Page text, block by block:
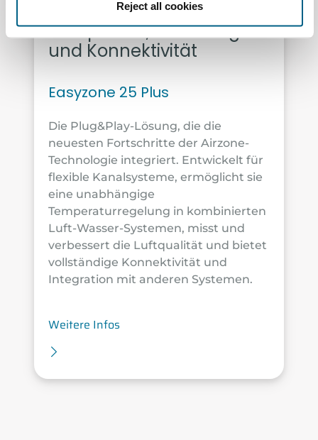
Reject all cookies
Luftqualität, Zonierung
und Konnektivität
Easyzone 25 Plus
Die Plug&Play-Lösung, die die
neuesten Fortschritte der Airzone-
Technologie integriert. Entwickelt für
flexible Kanalsysteme, ermöglicht sie
eine unabhängige
Temperaturregelung in kombinierten
Luft-Wasser-Systemen, misst und
verbessert die Luftqualität und bietet
vollständige Konnektivität und
Integration mit anderen Systemen.
Weitere Infos